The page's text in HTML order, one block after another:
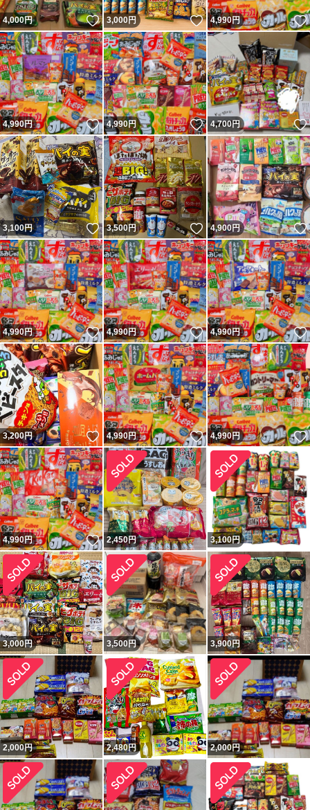
4,000円 いいね！
3,000円 いいね！
4,990円
4,990円 いいね！
4,990円 いいね！
4,700円
3,100円 いいね！
3,500円 いいね！
4,900円
4,990円 いいね！
4,990円 いいね！
4,990円
3,200円 いいね！
4,990円 いいね！
4,990円
4,990円 いいね！
2,450円 3,100円
3,000円 3,500円 3,900円
2,000円 2,480円 2,000円